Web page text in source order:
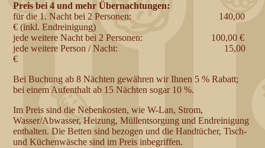
Preis bei 4 und mehr Übernachtungen:
für die 1. Nacht bei 2 Personen: 140,00
€ (inkl. Endreinigung)
jede weitere Nacht bei 2 Personen: 100,00 €
jede weitere Person / Nacht: 15,00
€
Bei Buchung ab 8 Nächten gewähren wir Ihnen 5 % Rabatt;
bei einem Aufenthalt ab 15 Nächten sogar 10 %.
Im Preis sind die Nebenkosten, wie W-Lan, Strom,
Wasser/Abwasser, Heizung, Müllentsorgung und Endreinigung
enthalten. Die Betten sind bezogen und die Handtücher, Tisch-
und Küchenwäsche sind im Preis inbegriffen.